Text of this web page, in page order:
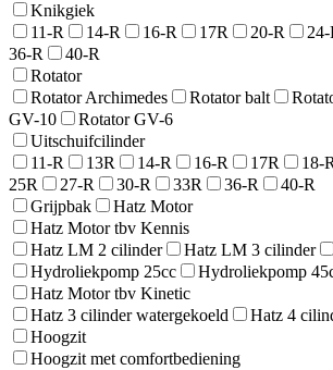
Knikgiek
11-R
14-R 16-R 17R 20-R 24-
36-R
40-R
Rotator
Rotator Archimedes
Rotator balt
GV-10
Rotator GV-6
Uitschuifcilinder
11-R
13R 14-R 16-R 17R 18-R
25R
27-R 30-R 33R 36-R
40-R
Grijpbak
Hatz Motor
Hatz Motor tbv Kennis
Hatz LM 2 cilinder
Hatz LM 3 cilinder
Hydroliekpomp 25cc
Hydroliekpomp
Hatz Motor tbv Kinetic
Hatz 3 cilinder watergekoeld
Hatz 4
Hoogzit
Hoogzit met comfortbediening